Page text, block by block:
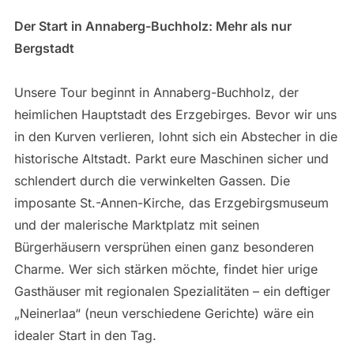
Der Start in Annaberg-Buchholz: Mehr als nur
Bergstadt
Unsere Tour beginnt in Annaberg-Buchholz, der
heimlichen Hauptstadt des Erzgebirges. Bevor wir uns
in den Kurven verlieren, lohnt sich ein Abstecher in die
historische Altstadt. Parkt eure Maschinen sicher und
schlendert durch die verwinkelten Gassen. Die
imposante St.-Annen-Kirche, das Erzgebirgsmuseum
und der malerische Marktplatz mit seinen
Bürgerhäusern versprühen einen ganz besonderen
Charme. Wer sich stärken möchte, findet hier urige
Gasthäuser mit regionalen Spezialitäten – ein deftiger
„Neinerlaa“ (neun verschiedene Gerichte) wäre ein
idealer Start in den Tag.